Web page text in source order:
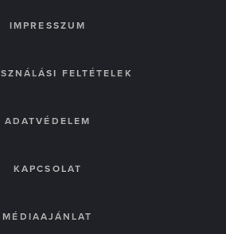
IMPRESSZUM
FELTÉTELEK
ADATVÉDELEM
KAPCSOLAT
MÉDIAAJÁNLAT